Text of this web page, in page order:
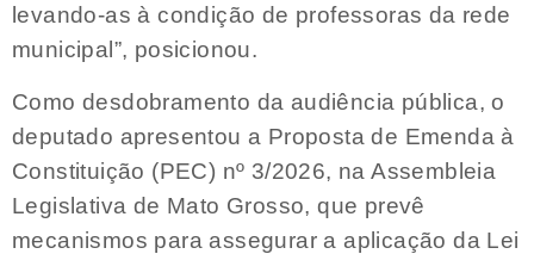
levando-as à condição de professoras da rede
municipal”, posicionou.
Como desdobramento da audiência pública, o
deputado apresentou a Proposta de Emenda à
Constituição (PEC) nº 3/2026, na Assembleia
Legislativa de Mato Grosso, que prevê
mecanismos para assegurar a aplicação da Lei